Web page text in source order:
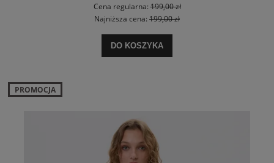
Cena regularna:199,00 zł
Najniższa cena: 199,00 zł
DO KOSZYKA
PROMOCJA